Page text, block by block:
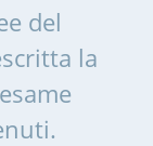
del
la